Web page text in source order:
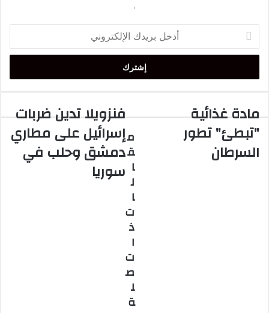
.
بريدك
الإلكتروني
مادة
"تبطئ"
تطور
السرطان
مادة غذائية
"تبطئ" تطور
السرطان
فنزويلا
ضربات
إسرائيل
مطاري
في
فنزويلا تدين ضربات
إسرائيل على مطاري
دمشق وحلب في
سوريا
م
ق
ا
ل
ا
ت
ذ
ا
ت
ص
ل
ة